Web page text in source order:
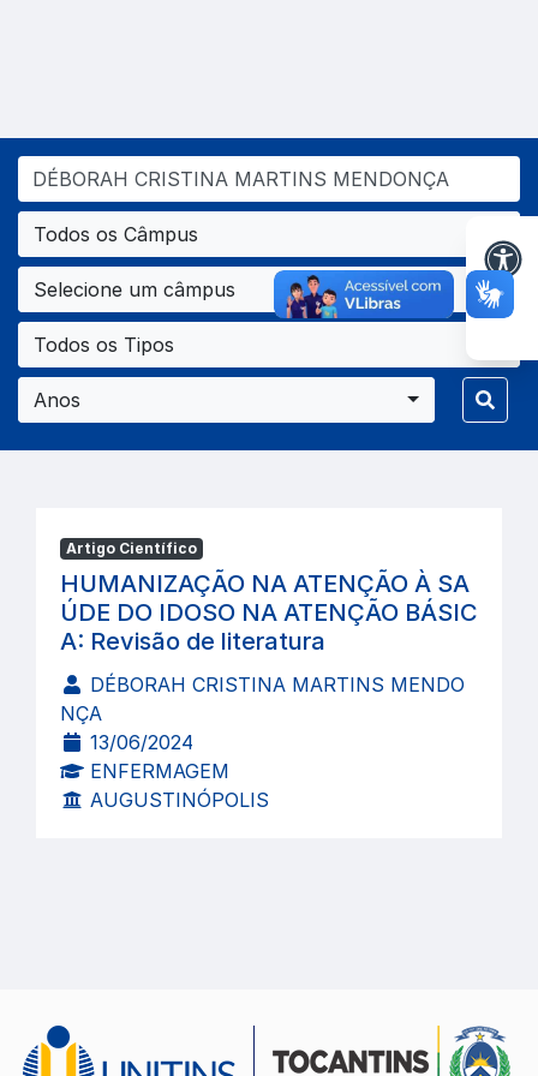
Todos os Câmpus
Selecione um câmpus
Todos os Tipos
Anos
Artigo Científico
HUMANIZAÇÃO NA ATENÇÃO À SA
ÚDE DO IDOSO NA ATENÇÃO BÁSIC
A: Revisão de literatura
DÉBORAH CRISTINA MARTINS MENDO
NÇA
13/06/2024
ENFERMAGEM
AUGUSTINÓPOLIS